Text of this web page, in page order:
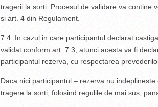
tragerii la sorti. Procesul de validare va contine
si art. 4 din Regulament.
7.4. In cazul in care participantul declarat
validat conform art. 7.3, atunci acesta va fi
participantul rezerva, cu respectarea
Daca nici participantul – rezerva nu
tragere la sorti, folosind regulile de mai sus,